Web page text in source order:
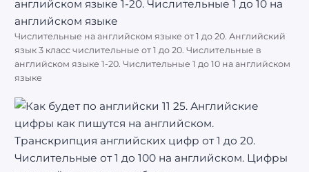
Числительные на английском языке от 1 до 20. Английский
язык 3 класс числительные от 1 до 20. Числительные в
английском языке 1-20. Числительные 1 до 10 на английском
языке